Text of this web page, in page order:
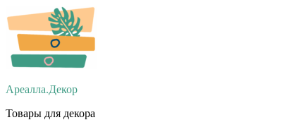
Перейти
к
содержимому
Ареалла.Декор
Товары для декора